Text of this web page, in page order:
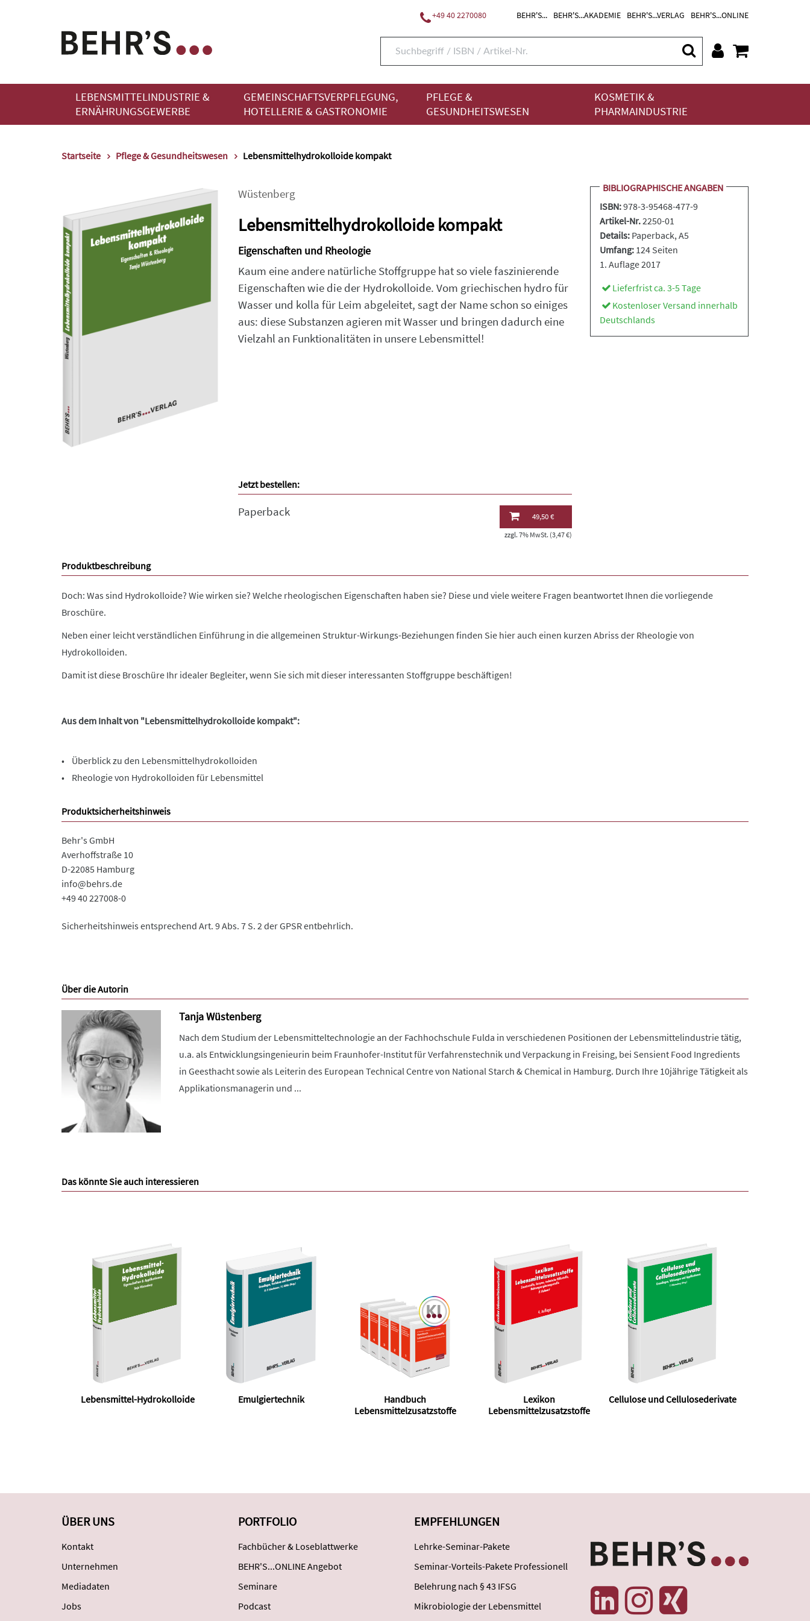
+49 40 2270080 BEHR'S... BEHR'S...AKADEMIE BEHR'S...VERLAG BEHR'S...ONLINE
LEBENSMITTELINDUSTRIE &
ERNÄHRUNGSGEWERBE
GEMEINSCHAFTSVERPFLEGUNG,
HOTELLERIE & GASTRONOMIE
PFLEGE &
GESUNDHEITSWESEN
KOSMETIK &
PHARMAINDUSTRIE
Startseite Pflege & Gesundheitswesen Lebensmittelhydrokolloide kompakt
Wüstenberg
Lebensmittelhydrokolloide kompakt
Eigenschaften und Rheologie
Kaum eine andere natürliche Stoffgruppe hat so viele faszinierende
Eigenschaften wie die der Hydrokolloide. Vom griechischen hydro für
Wasser und kolla für Leim abgeleitet, sagt der Name schon so einiges
aus: diese Substanzen agieren mit Wasser und bringen dadurch eine
Vielzahl an Funktionalitäten in unsere Lebensmittel!
BIBLIOGRAPHISCHE ANGABEN
ISBN:978-3-95468-477-9
Artikel-Nr.2250-01
Details: Paperback, A5
Umfang: 124 Seiten
1. Auflage 2017
Lieferfrist ca. 3-5 Tage
Kostenloser Versand innerhalb
Deutschlands
Jetzt bestellen:
Paperback 49,50 €
zzgl. 7% MwSt. (3,47 €)
Produktbeschreibung
Doch: Was sind Hydrokolloide? Wie wirken sie? Welche rheologischen Eigenschaften haben sie? Diese und viele weitere Fragen beantwortet Ihnen die vorliegende
Broschüre.
Neben einer leicht verständlichen Einführung in die allgemeinen Struktur-Wirkungs-Beziehungen finden Sie hier auch einen kurzen Abriss der Rheologie von
Hydrokolloiden.
Damit ist diese Broschüre Ihr idealer Begleiter, wenn Sie sich mit dieser interessanten Stoffgruppe beschäftigen!
Aus dem Inhalt von "Lebensmittelhydrokolloide kompakt":
• Überblick zu den Lebensmittelhydrokolloiden
• Rheologie von Hydrokolloiden für Lebensmittel
Produktsicherheitshinweis
Behr's GmbH
Averhoffstraße 10
D-22085 Hamburg
info@behrs.de
+49 40 227008-0
Sicherheitshinweis entsprechend Art. 9 Abs. 7 S. 2 der GPSR entbehrlich.
Über die Autorin
Tanja Wüstenberg
Nach dem Studium der Lebensmitteltechnologie an der Fachhochschule Fulda in verschiedenen Positionen der Lebensmittelindustrie tätig,
u.a. als Entwicklungsingenieurin beim Fraunhofer-Institut für Verfahrenstechnik und Verpackung in Freising, bei Sensient Food Ingredients
in Geesthacht sowie als Leiterin des European Technical Centre von National Starch & Chemical in Hamburg. Durch Ihre 10jährige Tätigkeit als
Applikationsmanagerin und ...
Das könnte Sie auch interessieren
Lebensmittel-Hydrokolloide Emulgiertechnik
Handbuch
Lebensmittelzusatzstoffe
Lexikon
Lebensmittelzusatzstoffe
Cellulose und Cellulosederivate
ÜBER UNS
Kontakt
Unternehmen
Mediadaten
Jobs
PORTFOLIO
Fachbücher & Loseblattwerke
BEHR'S...ONLINE Angebot
Seminare
Podcast
EMPFEHLUNGEN
Lehrke-Seminar-Pakete
Seminar-Vorteils-Pakete Professionell
Belehrung nach § 43 IFSG
Mikrobiologie der Lebensmittel